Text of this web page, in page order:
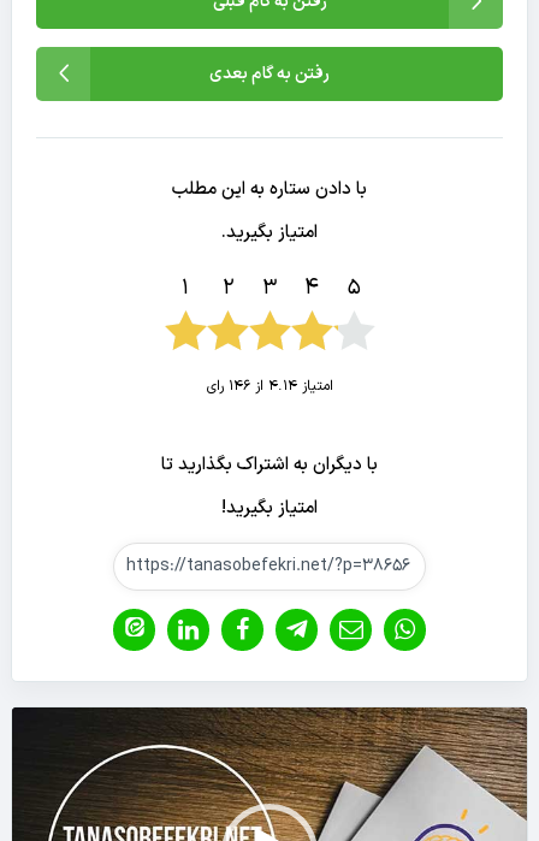
رفتن به گام بعدی
با دادن ستاره به این مطلب
امتیاز بگیرید.
1 2 3 4 5
امتیاز 4.14 از 146 رای
با دیگران به اشتراک بگذارید تا
امتیاز بگیرید!
نمایشگر
ویدیو